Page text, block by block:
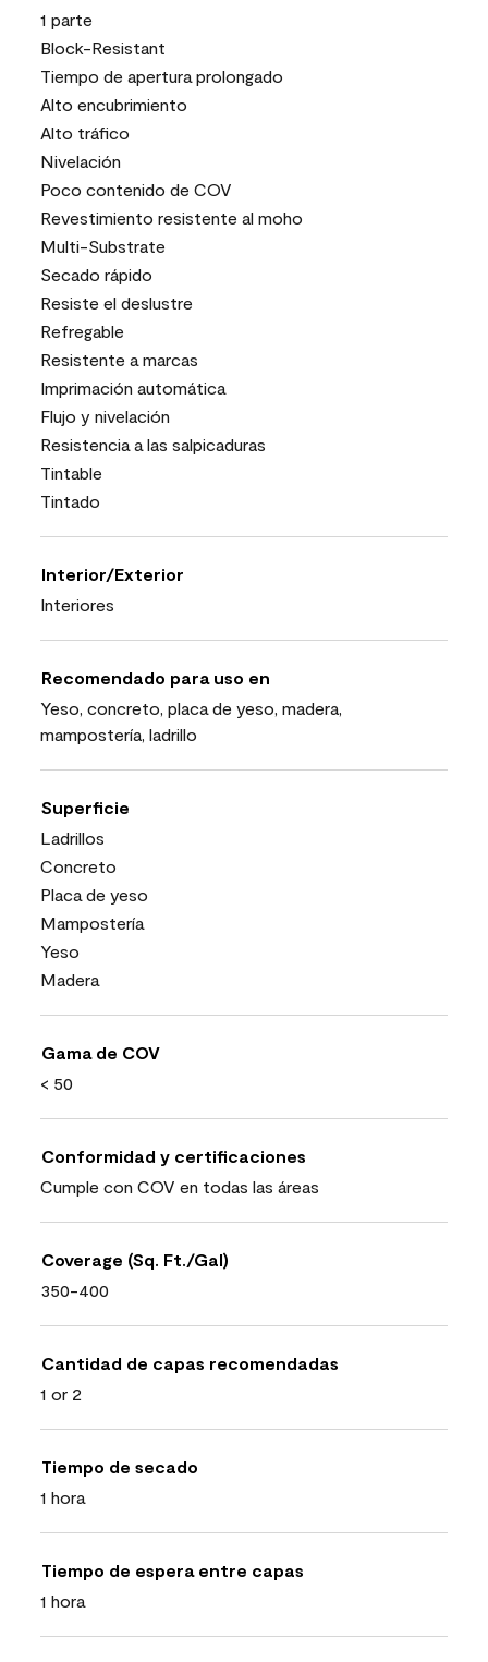
1 parte
Block-Resistant
Tiempo de apertura prolongado
Alto encubrimiento
Alto tráfico
Nivelación
Poco contenido de COV
Revestimiento resistente al moho
Multi-Substrate
Secado rápido
Resiste el deslustre
Refregable
Resistente a marcas
Imprimación automática
Flujo y nivelación
Resistencia a las salpicaduras
Tintable
Tintado
Interior/Exterior
Interiores
Recomendado para uso en
Yeso, concreto, placa de yeso, madera,
mampostería, ladrillo
Superficie
Ladrillos
Concreto
Placa de yeso
Mampostería
Yeso
Madera
Gama de COV
< 50
Conformidad y certificaciones
Cumple con COV en todas las áreas
Coverage (Sq. Ft./Gal)
350-400
Cantidad de capas recomendadas
1 or 2
Tiempo de secado
1 hora
Tiempo de espera entre capas
1 hora